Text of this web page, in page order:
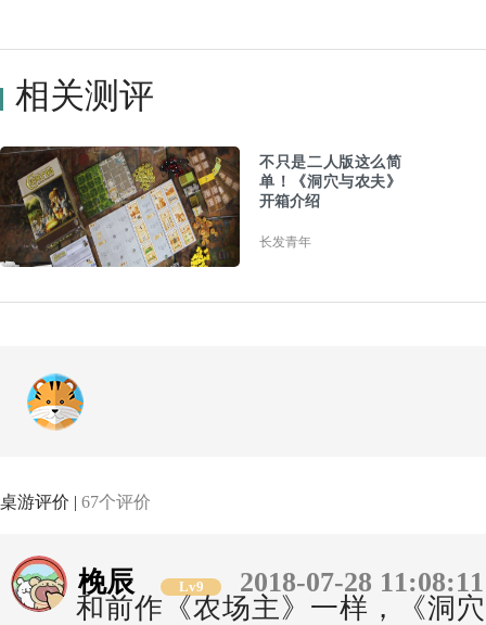
相关测评
不只是二人版这么简
单！《洞穴与农夫》
开箱介绍
长发青年
桌游评价 | 67个评价
梚辰 Lv9
2018-07-28 11:08:11
和前作《农场主》一样，《洞